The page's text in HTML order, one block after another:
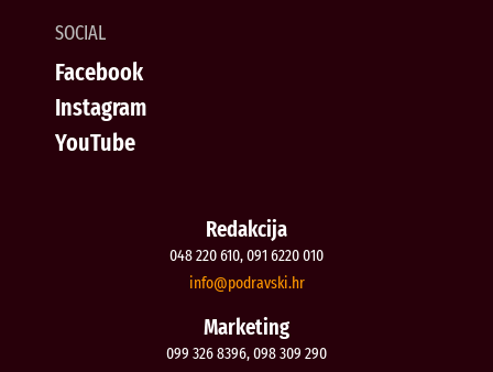
SOCIAL
Facebook
Instagram
YouTube
Redakcija
048 220 610, 091 6220 010
rh.iksvardop
@ofni
Marketing
099 326 8396, 098 309 290